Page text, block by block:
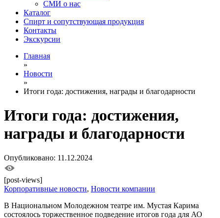
СМИ о нас
Каталог
Спирт и сопутствующая продукция
Контакты
Экскурсии
Главная
»
Новости
»
Итоги года: достижения, награды и благодарности
Итоги года: достижения,
награды и благодарности
Опубликовано: 11.12.2024
[post-views]
Корпоративные новости, Новости компании
В Национальном Молодежном театре им. Мустая Карима
состоялось торжественное подведение итогов года для АО